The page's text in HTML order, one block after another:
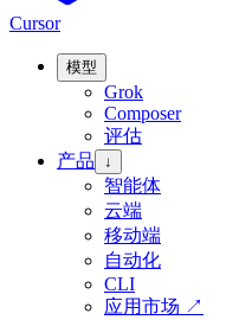
Cursor
模型
Grok
Composer
评估
产品
↓
智能体
云端
移动端
自动化
CLI
应用市场 ↗